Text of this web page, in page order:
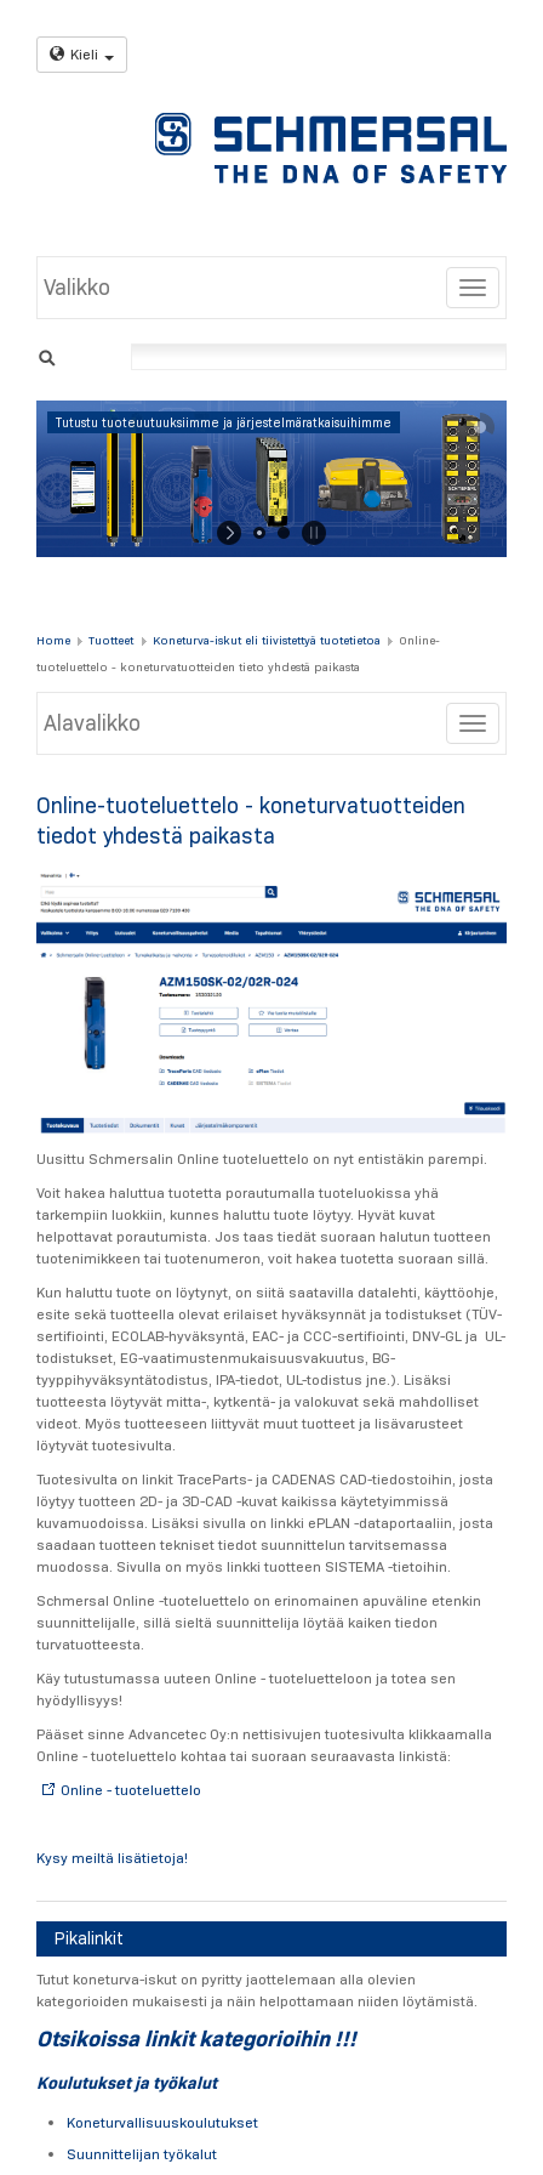
Kieli
Toggle
Valikko
Tutustu tuoteuutuuksiimme ja järjestelmäratkaisuihimme
Saat lisätietoja
napsauttamalla
tästä.
Home Tuotteet Koneturva-iskut eli tiivistettyä tuotetietoa
Online-
tuoteluettelo - koneturvatuotteiden tieto yhdestä paikasta
Toggle
Alavalikko
Online-tuoteluettelo - koneturvatuotteiden
tiedot yhdestä paikasta
Uusittu Schmersalin Online tuoteluettelo on nyt entistäkin parempi.
Voit hakea haluttua tuotetta porautumalla tuoteluokissa yhä
tarkempiin luokkiin, kunnes haluttu tuote löytyy. Hyvät kuvat
helpottavat porautumista. Jos taas tiedät suoraan halutun tuotteen
tuotenimikkeen tai tuotenumeron, voit hakea tuotetta suoraan sillä.
Kun haluttu tuote on löytynyt, on siitä saatavilla datalehti, käyttöohje,
esite sekä tuotteella olevat erilaiset hyväksynnät ja todistukset (TÜV-
sertifiointi, ECOLAB-hyväksyntä, EAC- ja CCC-sertifiointi, DNV-GL ja UL-
todistukset, EG-vaatimustenmukaisuusvakuutus, BG-
tyyppihyväksyntätodistus, IPA-tiedot, UL-todistus jne.). Lisäksi
tuotteesta löytyvät mitta-, kytkentä- ja valokuvat sekä mahdolliset
videot. Myös tuotteeseen liittyvät muut tuotteet ja lisävarusteet
löytyvät tuotesivulta.
Tuotesivulta on linkit TraceParts- ja CADENAS CAD-tiedostoihin, josta
löytyy tuotteen 2D- ja 3D-CAD -kuvat kaikissa käytetyimmissä
kuvamuodoissa. Lisäksi sivulla on linkki ePLAN -dataportaaliin, josta
saadaan tuotteen tekniset tiedot suunnittelun tarvitsemassa
muodossa. Sivulla on myös linkki tuotteen SISTEMA -tietoihin.
Schmersal Online -tuoteluettelo on erinomainen apuväline etenkin
suunnittelijalle, sillä sieltä suunnittelija löytää kaiken tiedon
turvatuotteesta.
Käy tutustumassa uuteen Online - tuoteluetteloon ja totea sen
hyödyllisyys!
Pääset sinne Advancetec Oy:n nettisivujen tuotesivulta klikkaamalla
Online - tuoteluettelo kohtaa tai suoraan seuraavasta linkistä:
Online - tuoteluettelo
Kysy meiltä lisätietoja!
Pikalinkit
Tutut koneturva-iskut on pyritty jaottelemaan alla olevien
kategorioiden mukaisesti ja näin helpottamaan niiden löytämistä.
Otsikoissa linkit kategorioihin !!!
Koulutukset ja työkalut
Koneturvallisuuskoulutukset
Suunnittelijan työkalut